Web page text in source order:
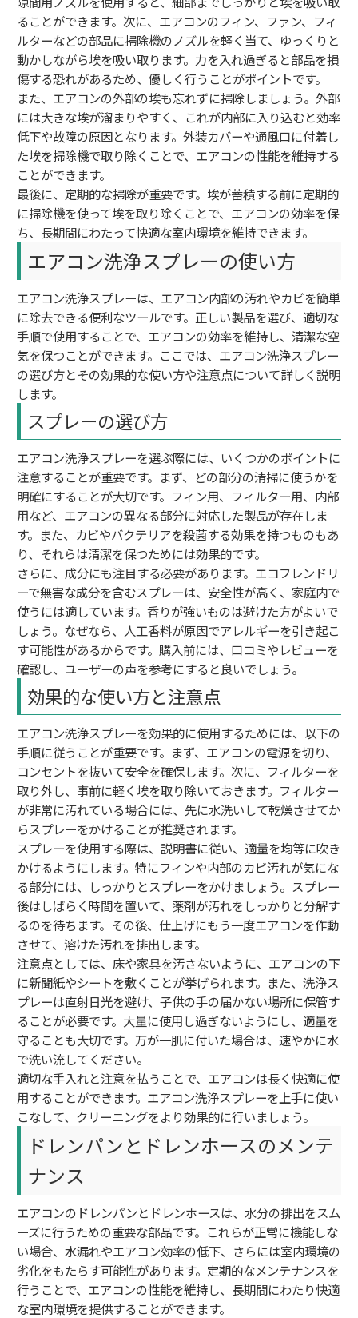
ることができます。次に、エアコンのフィン、ファン、フィ
ルターなどの部品に掃除機のノズルを軽く当て、ゆっくりと
動かしながら埃を吸い取ります。力を入れ過ぎると部品を損
傷する恐れがあるため、優しく行うことがポイントです。
また、エアコンの外部の埃も忘れずに掃除しましょう。外部
には大きな埃が溜まりやすく、これが内部に入り込むと効率
低下や故障の原因となります。外装カバーや通風口に付着し
た埃を掃除機で取り除くことで、エアコンの性能を維持する
ことができます。
最後に、定期的な掃除が重要です。埃が蓄積する前に定期的
に掃除機を使って埃を取り除くことで、エアコンの効率を保
ち、長期間にわたって快適な室内環境を維持できます。
エアコン洗浄スプレーの使い方
エアコン洗浄スプレーは、エアコン内部の汚れやカビを簡単
に除去できる便利なツールです。正しい製品を選び、適切な
手順で使用することで、エアコンの効率を維持し、清潔な空
気を保つことができます。ここでは、エアコン洗浄スプレー
の選び方とその効果的な使い方や注意点について詳しく説明
します。
スプレーの選び方
エアコン洗浄スプレーを選ぶ際には、いくつかのポイントに
注意することが重要です。まず、どの部分の清掃に使うかを
明確にすることが大切です。フィン用、フィルター用、内部
用など、エアコンの異なる部分に対応した製品が存在しま
す。また、カビやバクテリアを殺菌する効果を持つものもあ
り、それらは清潔を保つためには効果的です。
さらに、成分にも注目する必要があります。エコフレンドリ
ーで無害な成分を含むスプレーは、安全性が高く、家庭内で
使うには適しています。香りが強いものは避けた方がよいで
しょう。なぜなら、人工香料が原因でアレルギーを引き起こ
す可能性があるからです。購入前には、口コミやレビューを
確認し、ユーザーの声を参考にすると良いでしょう。
効果的な使い方と注意点
エアコン洗浄スプレーを効果的に使用するためには、以下の
手順に従うことが重要です。まず、エアコンの電源を切り、
コンセントを抜いて安全を確保します。次に、フィルターを
取り外し、事前に軽く埃を取り除いておきます。フィルター
が非常に汚れている場合には、先に水洗いして乾燥させてか
らスプレーをかけることが推奨されます。
スプレーを使用する際は、説明書に従い、適量を均等に吹き
かけるようにします。特にフィンや内部のカビ汚れが気にな
る部分には、しっかりとスプレーをかけましょう。スプレー
後はしばらく時間を置いて、薬剤が汚れをしっかりと分解す
るのを待ちます。その後、仕上げにもう一度エアコンを作動
させて、溶けた汚れを排出します。
注意点としては、床や家具を汚さないように、エアコンの下
に新聞紙やシートを敷くことが挙げられます。また、洗浄ス
プレーは直射日光を避け、子供の手の届かない場所に保管す
ることが必要です。大量に使用し過ぎないようにし、適量を
守ることも大切です。万が一肌に付いた場合は、速やかに水
で洗い流してください。
適切な手入れと注意を払うことで、エアコンは長く快適に使
用することができます。エアコン洗浄スプレーを上手に使い
こなして、クリーニングをより効果的に行いましょう。
ドレンパンとドレンホースのメンテ
ナンス
エアコンのドレンパンとドレンホースは、水分の排出をスム
ーズに行うための重要な部品です。これらが正常に機能しな
い場合、水漏れやエアコン効率の低下、さらには室内環境の
劣化をもたらす可能性があります。定期的なメンテナンスを
行うことで、エアコンの性能を維持し、長期間にわたり快適
な室内環境を提供することができます。